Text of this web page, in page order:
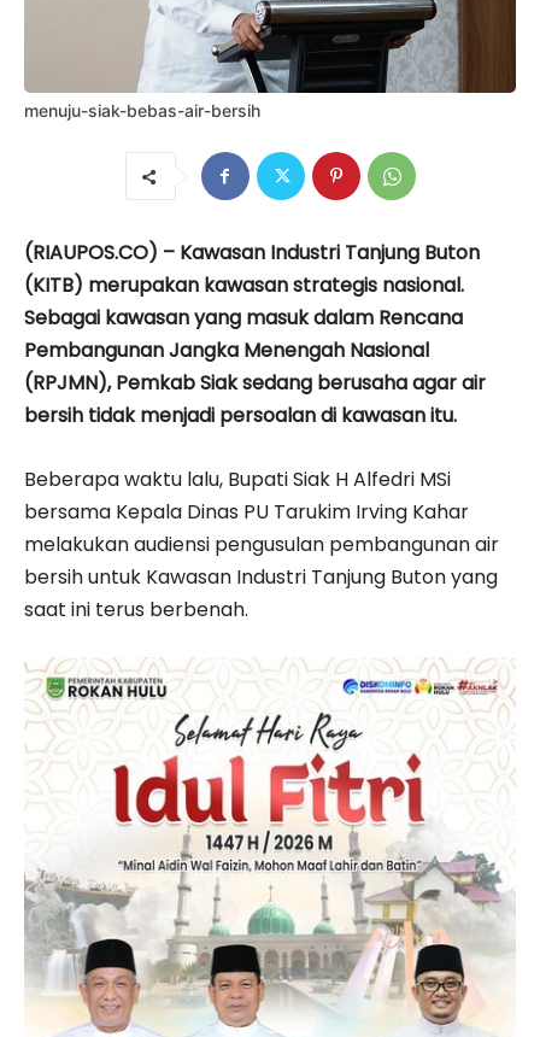
menuju-siak-bebas-air-bersih
(RIAUPOS.CO) – Kawasan Industri Tanjung Buton
(KITB) merupakan kawasan strategis nasional.
Sebagai kawasan yang masuk dalam Rencana
Pembangunan Jangka Menengah Nasional
(RPJMN), Pemkab Siak sedang berusaha agar air
bersih tidak menjadi persoalan di kawasan itu.
Beberapa waktu lalu, Bupati Siak H Alfedri MSi
bersama Kepala Dinas PU Tarukim Irving Kahar
melakukan audiensi pengusulan pembangunan air
bersih untuk Kawasan Industri Tanjung Buton yang
saat ini terus berbenah.